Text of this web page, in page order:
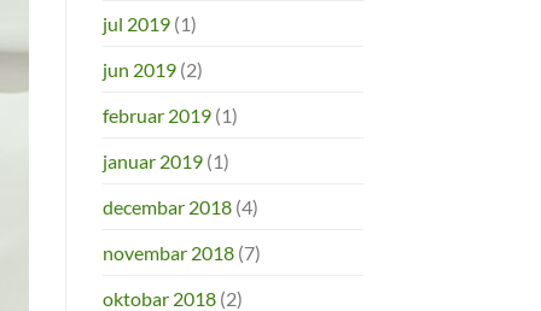
jul 2019(1)
jun 2019(2)
februar 2019(1)
januar 2019(1)
decembar 2018(4)
novembar 2018(7)
oktobar 2018(2)